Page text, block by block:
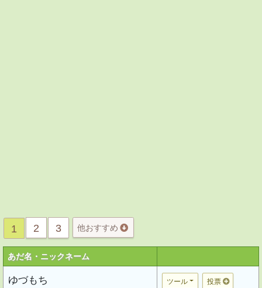
1 2 3 他おすすめ
あだ名・ニックネーム
ゆづもち ツール 投票